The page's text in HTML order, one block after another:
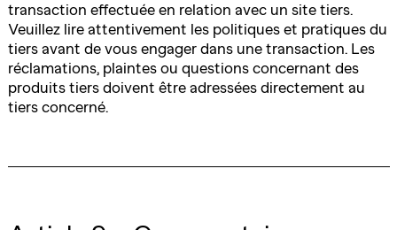
transaction effectuée en relation avec un site tiers.
Veuillez lire attentivement les politiques et pratiques du
tiers avant de vous engager dans une transaction. Les
réclamations, plaintes ou questions concernant des
produits tiers doivent être adressées directement au
tiers concerné.